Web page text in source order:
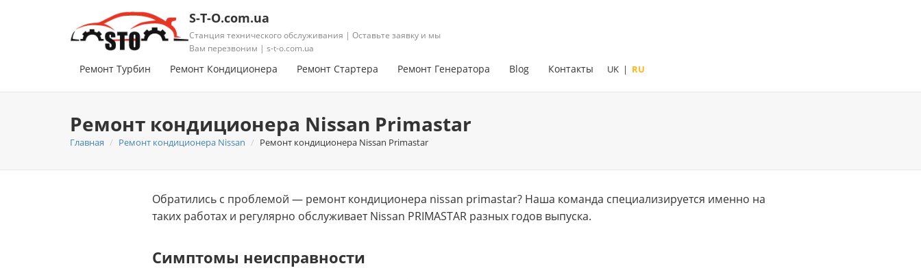
S-T-O.com.ua
Станция технического обслуживания | Оставьте заявку и мы
Вам перезвоним | s-t-o.com.ua
Ремонт Турбин Ремонт Кондиционера Ремонт Стартера Ремонт Генератора Blog Контакты UK | RU
Ремонт кондиционера Nissan Primastar
Главная Ремонт кондиционера Nissan Ремонт кондиционера Nissan Primastar
Обратились с проблемой — ремонт кондиционера nissan primastar? Нашa команда специализируется именно на
таких работах и регулярно обслуживает Nissan PRIMASTAR разных годов выпуска.
Симптомы неисправности